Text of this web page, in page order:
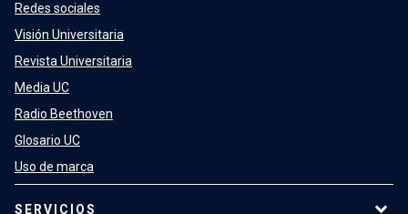
Redes sociales
Visión Universitaria
Revista Universitaria
Media UC
Radio Beethoven
Glosario UC
Uso de marca
SERVICIOS